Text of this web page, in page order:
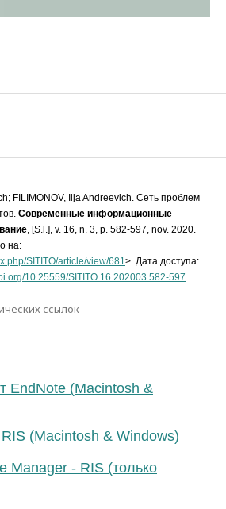
FILIMONOV, Ilja Andreevich. Сеть проблем
Современные информационные
, [S.l.], v. 16, n. 3, p. 582-597, nov. 2020.
на:
SITITO/article/view/681>. Дата доступа:
10.25559/SITITO.16.202003.582-597.
ссылок
EndNote (Macintosh &
(Macintosh & Windows)
Manager - RIS (только